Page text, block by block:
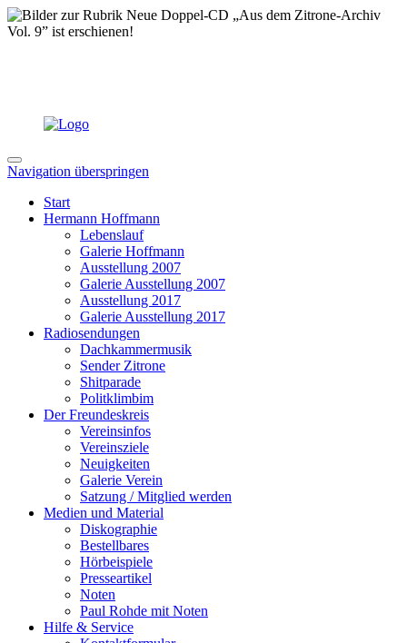
Navigation überspringen
Start
Hermann Hoffmann
Lebenslauf
Galerie Hoffmann
Ausstellung 2007
Galerie Ausstellung 2007
Ausstellung 2017
Galerie Ausstellung 2017
Radiosendungen
Dachkammermusik
Sender Zitrone
Shitparade
Politklimbim
Der Freundeskreis
Vereinsinfos
Vereinsziele
Neuigkeiten
Galerie Verein
Satzung / Mitglied werden
Medien und Material
Diskographie
Bestellbares
Hörbeispiele
Presseartikel
Noten
Paul Rohde mit Noten
Hilfe & Service